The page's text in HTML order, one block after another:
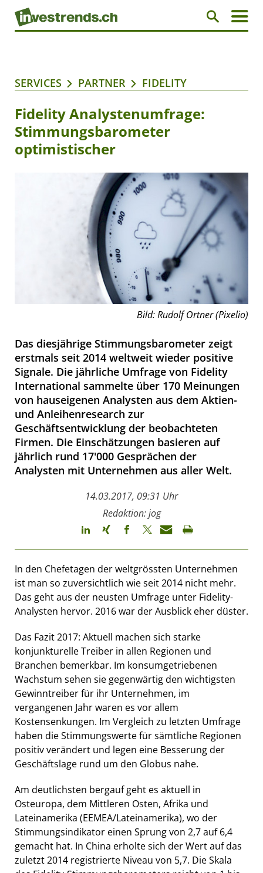
SERVICES PARTNER FIDELITY
Fidelity Analystenumfrage:
Stimmungsbarometer
optimistischer
Bild: Rudolf Ortner (Pixelio)
Das diesjährige Stimmungsbarometer zeigt
erstmals seit 2014 weltweit wieder positive
Signale. Die jährliche Umfrage von Fidelity
International sammelte über 170 Meinungen
von hauseigenen Analysten aus dem Aktien-
und Anleihenresearch zur
Geschäftsentwicklung der beobachteten
Firmen. Die Einschätzungen basieren auf
jährlich rund 17'000 Gesprächen der
Analysten mit Unternehmen aus aller Welt.
14.03.2017, 09:31 Uhr
Redaktion: jog
In den Chefetagen der weltgrössten Unternehmen
ist man so zuversichtlich wie seit 2014 nicht mehr.
Das geht aus der neusten Umfrage unter Fidelity-
Analysten hervor. 2016 war der Ausblick eher düster.
Das Fazit 2017: Aktuell machen sich starke
konjunkturelle Treiber in allen Regionen und
Branchen bemerkbar. Im konsumgetriebenen
Wachstum sehen sie gegenwärtig den wichtigsten
Gewinntreiber für ihr Unternehmen, im
vergangenen Jahr waren es vor allem
Kostensenkungen. Im Vergleich zu letzten Umfrage
haben die Stimmungswerte für sämtliche Regionen
positiv verändert und legen eine Besserung der
Geschäftslage rund um den Globus nahe.
Am deutlichsten bergauf geht es aktuell in
Osteuropa, dem Mittleren Osten, Afrika und
Lateinamerika (EEMEA/Lateinamerika), wo der
Stimmungsindikator einen Sprung von 2,7 auf 6,4
gemacht hat. In China erholte sich der Wert auf das
zuletzt 2014 registrierte Niveau von 5,7. Die Skala